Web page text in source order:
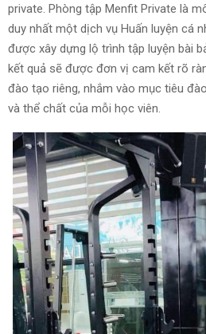
private. Phòng tập Menfit Private là
duy nhất một dịch vụ Huấn luyện cá
được xây dựng lộ trình tập luyện bài
kết quả sẽ được đơn vị cam kết rõ
đào tạo riêng, nhắm vào mục tiêu
và thể chất của mỗi học viên.